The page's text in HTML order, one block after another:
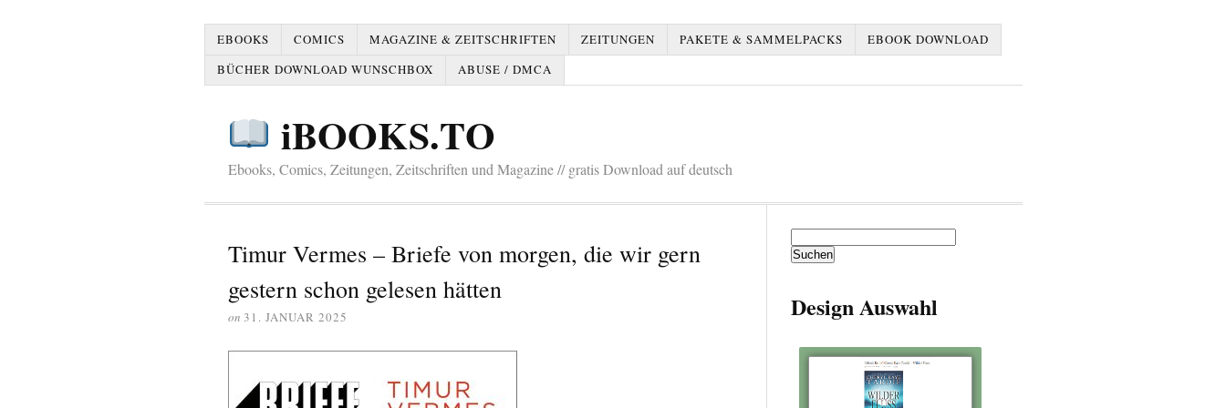
EBOOKS COMICS MAGAZINE & ZEITSCHRIFTEN ZEITUNGEN PAKETE & SAMMELPACKS
EBOOK DOWNLOAD
BÜCHER DOWNLOAD WUNSCHBOX
ABUSE / DMCA
iBOOKS.TO
Ebooks, Comics, Zeitungen, Zeitschriften und Magazine // gratis Download auf deutsch
Timur Vermes – Briefe von morgen, die wir gern
gestern schon gelesen hätten
on 31. JANUAR 2025
nach:
Design Auswahl